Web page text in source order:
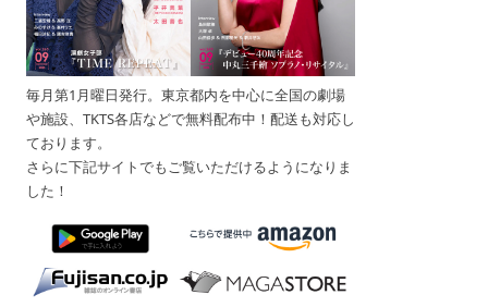
毎月第1月曜日発行。東京都内を中心に全国の劇場
や施設、TKTS各店などで無料配布中！配送も対応し
ております。
さらに下記サイトでもご覧いただけるようになりま
した！